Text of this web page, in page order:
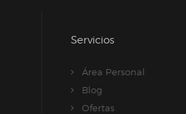
Servicios
Área Personal
Blog
Ofertas